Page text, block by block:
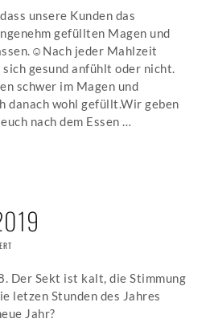
unsere Kunden das
gefüllten Magen und
jeder Mahlzeit
gesund anfühlt oder nicht.
schwer im Magen und
danach wohl gefüllt.Wir geben
nach dem Essen …
Der Sekt ist kalt, die Stimmung
letzen Stunden des Jahres
Jahr?